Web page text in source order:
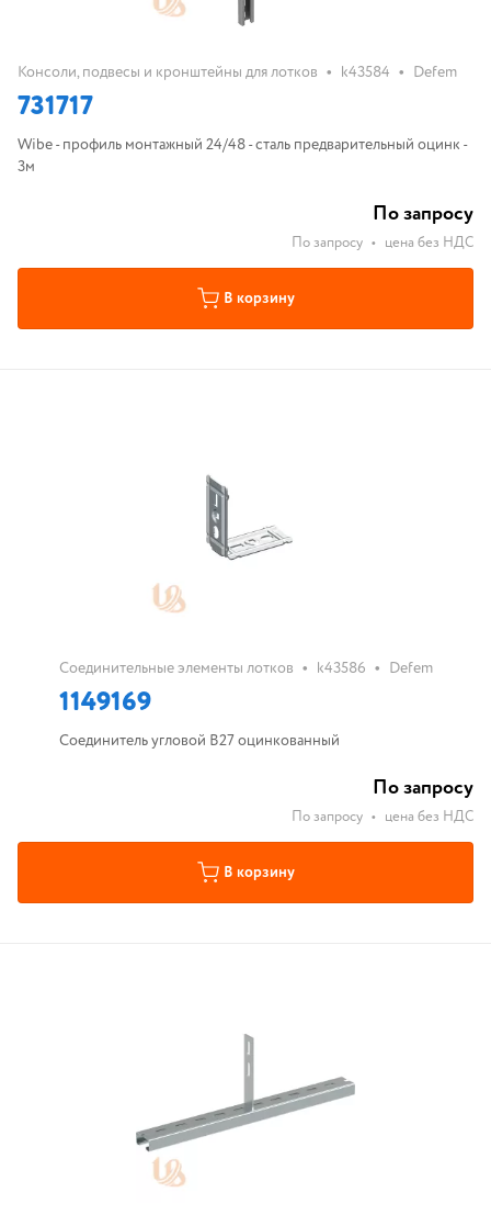
Консоли, подвесы и кронштейны для лотков • k43584 • Defem
731717
Wibe - профиль монтажный 24/48 - сталь предварительный оцинк -
3м
По запросу
По запросу • цена без НДС
В корзину
Соединительные элементы лотков • k43586 • Defem
1149169
Соединитель угловой B27 оцинкованный
По запросу
По запросу • цена без НДС
В корзину